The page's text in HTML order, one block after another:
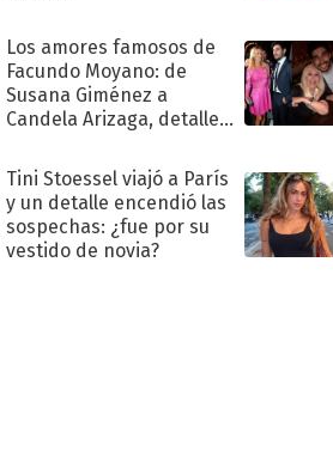
Los amores famosos de
Facundo Moyano: de
Susana Giménez a
Candela Arizaga, detalles
sentimental
Tini Stoessel viajó a París
y un detalle encendió las
sospechas: ¿fue por su
vestido de novia?